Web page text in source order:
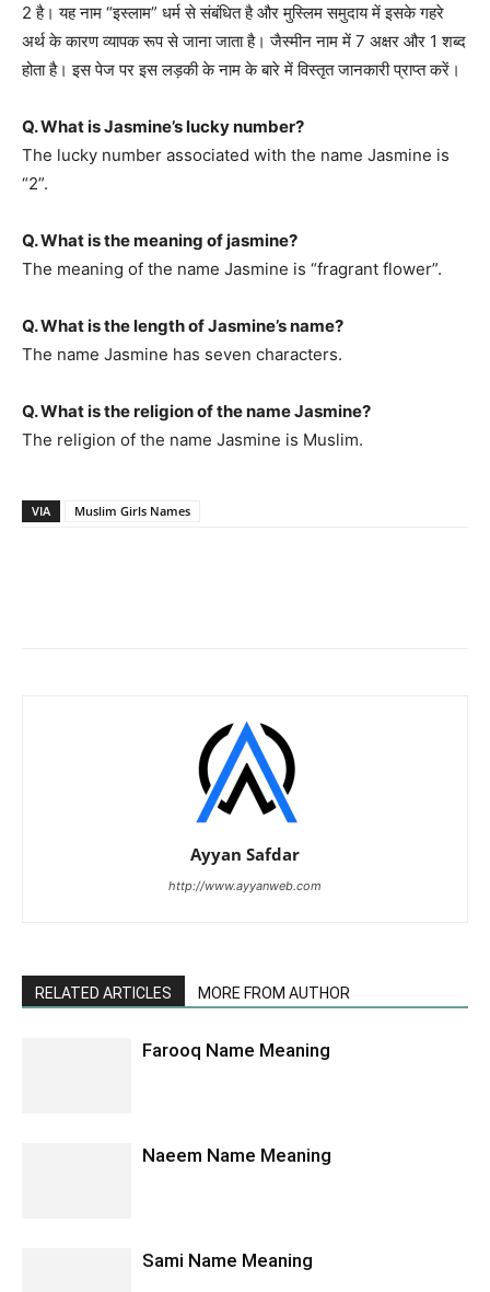
2 है। यह नाम “इस्लाम” धर्म से संबंधित है और मुस्लिम समुदाय में इसके गहरे
अर्थ के कारण व्यापक रूप से जाना जाता है। जैस्मीन नाम में 7 अक्षर और 1 शब्द
होता है। इस पेज पर इस लड़की के नाम के बारे में विस्तृत जानकारी प्राप्त करें।
Q. What is Jasmine’s lucky number?
The lucky number associated with the name Jasmine is
“2”.
Q. What is the meaning of jasmine?
The meaning of the name Jasmine is “fragrant flower”.
Q. What is the length of Jasmine’s name?
The name Jasmine has seven characters.
Q. What is the religion of the name Jasmine?
The religion of the name Jasmine is Muslim.
VIA Muslim Girls Names
Ayyan Safdar
http://www.ayyanweb.com
RELATED ARTICLES MORE FROM AUTHOR
Farooq Name Meaning
Naeem Name Meaning
Sami Name Meaning